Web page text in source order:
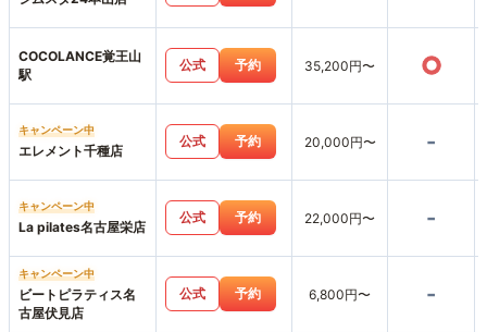
COCOLANCE覚王山
駅
公式 予約 35,200円〜 ○
キャンペーン中
エレメント千種店
公式 予約 20,000円〜 -
キャンペーン中
La pilates名古屋栄店
公式 予約 22,000円〜 -
キャンペーン中
ビートピラティス名
古屋伏見店
公式 予約 6,800円〜 -